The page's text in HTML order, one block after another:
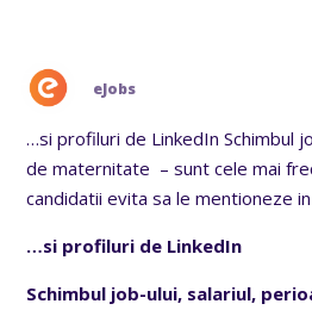
eJobs
…si profiluri de LinkedIn Schimbul
de maternitate – sunt cele mai
candidatii evita sa le mentioneze in
…si profiluri de LinkedIn
Schimbul job-ului, salariul,